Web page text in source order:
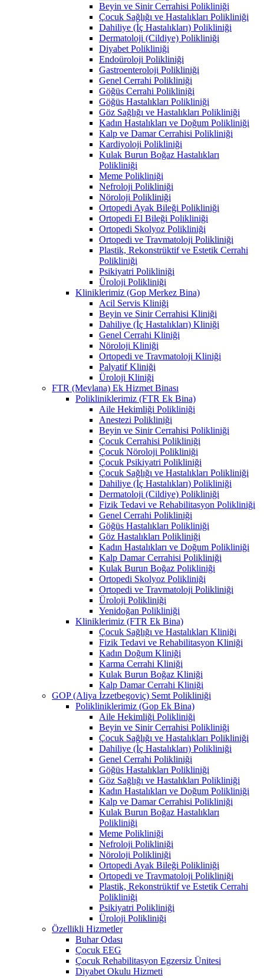
Beyin ve Sinir Cerrahisi Polikliniği
Çocuk Sağlığı ve Hastalıkları Polikliniği
Dahiliye (İç Hastalıkları) Polikliniği
Dermatoloji (Cildiye) Polikliniği
Diyabet Polikliniği
Endoüroloji Polikliniği
Gastroenteroloji Polikliniği
Genel Cerrahi Polikliniği
Göğüs Cerrahi Polikliniği
Göğüs Hastalıkları Polikliniği
Göz Sağlığı ve Hastalıkları Polikliniği
Kadın Hastalıkları ve Doğum Polikliniği
Kalp ve Damar Cerrahisi Polikliniği
Kardiyoloji Polikliniği
Kulak Burun Boğaz Hastalıkları
Polikliniği
Meme Polikliniği
Nefroloji Polikliniği
Nöroloji Polikliniği
Ortopedi Ayak Bileği Polikliniği
Ortopedi El Bileği Polikliniği
Ortopedi Skolyoz Polikliniği
Ortopedi ve Travmatoloji Polikliniği
Plastik, Rekonstrüktif ve Estetik Cerrahi
Polikliniği
Psikiyatri Polikliniği
Üroloji Polikliniği
Kliniklerimiz (Gop Merkez Bina)
Acil Servis Kliniği
Beyin ve Sinir Cerrahisi Kliniği
Dahiliye (İç Hastalıkları) Kliniği
Genel Cerrahi Kliniği
Nöroloji Kliniği
Ortopedi ve Travmatoloji Kliniği
Palyatif Kliniği
Üroloji Kliniği
FTR (Mevlana) Ek Hizmet Binası
Polikliniklerimiz (FTR Ek Bina)
Aile Hekimliği Polikliniği
Anestezi Polikliniği
Beyin ve Sinir Cerrahisi Polikliniği
Çocuk Cerrahisi Polikliniği
Çocuk Nöroloji Polikliniği
Çocuk Psikiyatri Polikliniği
Çocuk Sağlığı ve Hastalıkları Polikliniği
Dahiliye (İç Hastalıkları) Polikliniği
Dermatoloji (Cildiye) Polikliniği
Fizik Tedavi ve Rehabilitasyon Polikliniği
Genel Cerrahi Polikliniği
Göğüs Hastalıkları Polikliniği
Göz Hastalıkları Polikliniği
Kadın Hastalıkları ve Doğum Polikliniği
Kalp Damar Cerrahisi Polikliniği
Kulak Burun Boğaz Polikliniği
Ortopedi Skolyoz Polikliniği
Ortopedi ve Travmatoloji Polikliniği
Üroloji Polikliniği
Yenidoğan Polikliniği
Kliniklerimiz (FTR Ek Bina)
Çocuk Sağlığı ve Hastalıkları Kliniği
Fizik Tedavi ve Rehabilitasyon Kliniği
Kadın Doğum Kliniği
Karma Cerrahi Kliniği
Kulak Burun Boğaz Kliniği
Kalp Damar Cerrahi Kliniği
GOP (Aliya İzzetbegoviç) Semt Polikliniği
Polikliniklerimiz (Gop Ek Bina)
Aile Hekimliği Polikliniği
Beyin ve Sinir Cerrahisi Polikliniği
Çocuk Sağlığı ve Hastalıkları Polikliniği
Dahiliye (İç Hastalıkları) Polikliniği
Genel Cerrahi Polikliniği
Göğüs Hastalıkları Polikliniği
Göz Sağlığı ve Hastalıkları Polikliniği
Kadın Hastalıkları ve Doğum Polikliniği
Kalp ve Damar Cerrahisi Polikliniği
Kulak Burun Boğaz Hastalıkları
Polikliniği
Meme Polikliniği
Nefroloji Polikliniği
Nöroloji Polikliniği
Ortopedi Ayak Bileği Polikliniği
Ortopedi ve Travmatoloji Polikliniği
Plastik, Rekonstrüktif ve Estetik Cerrahi
Polikliniği
Psikiyatri Polikliniği
Üroloji Polikliniği
Özellikli Hizmetler
Buhar Odası
Çocuk EEG
Çocuk Rehabilitasyon Egzersiz Ünitesi
Diyabet Okulu Hizmeti